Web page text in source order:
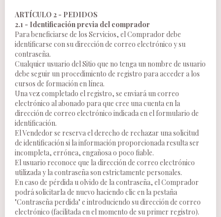
ARTÍCULO 2 - PEDIDOS
2.1 - Identificación previa del comprador
Para beneficiarse de los Servicios, el Comprador debe
identificarse con su dirección de correo electrónico y su
contraseña.
Cualquier usuario del Sitio que no tenga un nombre de usuario
debe seguir un procedimiento de registro para acceder a los
cursos de formación en línea.
Una vez completado el registro, se enviará un correo
electrónico al abonado para que cree una cuenta en la
dirección de correo electrónico indicada en el formulario de
identificación.
El Vendedor se reserva el derecho de rechazar una solicitud
de identificación si la información proporcionada resulta ser
incompleta, errónea, engañosa o poco fiable.
El usuario reconoce que la dirección de correo electrónico
utilizada y la contraseña son estrictamente personales.
En caso de pérdida u olvido de la contraseña, el Comprador
podrá solicitarla de nuevo haciendo clic en la pestaña
"Contraseña perdida" e introduciendo su dirección de correo
electrónico (facilitada en el momento de su primer registro).